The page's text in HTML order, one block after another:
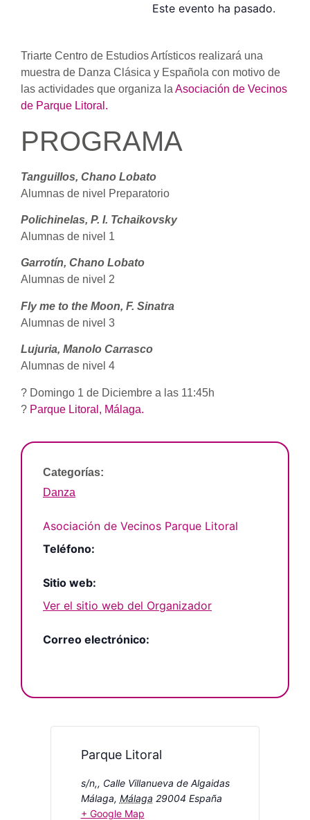
Este evento ha pasado.
Triarte Centro de Estudios Artísticos realizará una
muestra de Danza Clásica y Española con motivo de
las actividades que organiza la Asociación de Vecinos
de Parque Litoral.
PROGRAMA
Tanguillos, Chano Lobato
Alumnas de nivel Preparatorio
Polichinelas, P. I. Tchaikovsky
Alumnas de nivel 1
Garrotín, Chano Lobato
Alumnas de nivel 2
Fly me to the Moon, F. Sinatra
Alumnas de nivel 3
Lujuria, Manolo Carrasco
Alumnas de nivel 4
? Domingo 1 de Diciembre a las 11:45h
? Parque Litoral, Málaga.
Categorías:
Danza
Asociación de Vecinos Parque Litoral
Teléfono:
Sitio web:
Ver el sitio web del Organizador
Correo electrónico:
Parque Litoral
s/n,, Calle Villanueva de Algaidas
Málaga, Málaga 29004 España
+ Google Map